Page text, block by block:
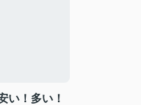
い！多い！